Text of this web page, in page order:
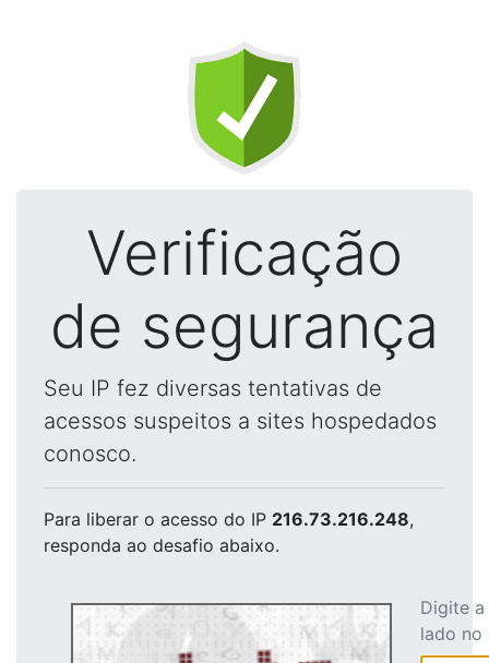
Verificação
de segurança
Seu IP fez diversas tentativas de
acessos suspeitos a sites hospedados
conosco.
Para liberar o acesso do IP 216.73.216.248,
responda ao desafio abaixo.
Digite
lado no